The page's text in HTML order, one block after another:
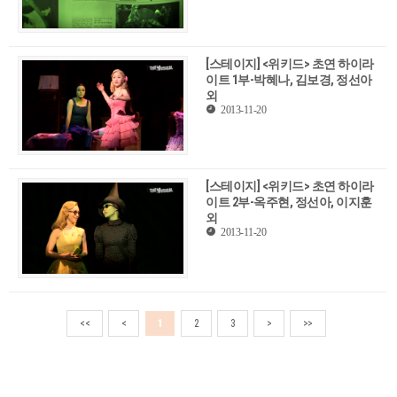
[스테이지] <위키드> 초연 하이라
이트 1부-박혜나, 김보경, 정선아
외
2013-11-20
[스테이지] <위키드> 초연 하이라
이트 2부-옥주현, 정선아, 이지훈
외
2013-11-20
<< < 1 2 3 > >>